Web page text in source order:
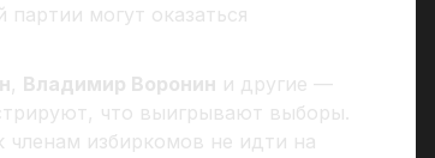
могут оказаться
, Владимир Воронин и другие —
что выигрывают выборы.
избиркомов не идти на